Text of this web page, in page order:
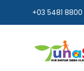
+03 5481 8800